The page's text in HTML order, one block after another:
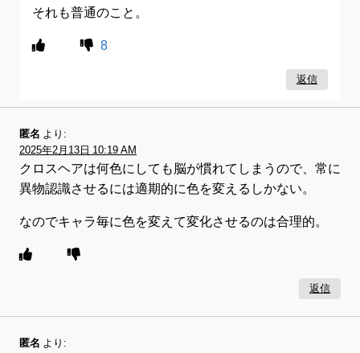
それも普通のこと。
8
返信
匿名 より:
2025年2月13日 10:19 AM
クロスヘアは何色にしても脳が慣れてしまうので、常に
異物認識させるには適期的に色を変えるしかない。
なのでキャラ毎に色を変えて変化させるのは合理的。
返信
匿名 より: